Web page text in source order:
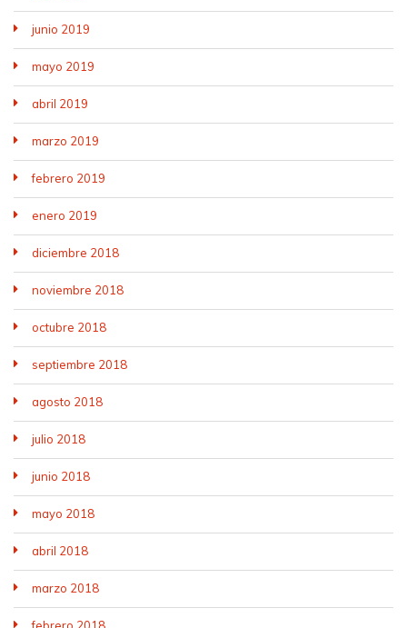
junio 2019
mayo 2019
abril 2019
marzo 2019
febrero 2019
enero 2019
diciembre 2018
noviembre 2018
octubre 2018
septiembre 2018
agosto 2018
julio 2018
junio 2018
mayo 2018
abril 2018
marzo 2018